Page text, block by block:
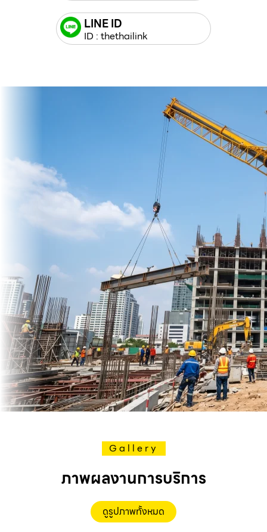
LINE ID
ID : thethailink
Gallery
ภาพผลงานการบริการ
ดูรูปภาพทั้งหมด